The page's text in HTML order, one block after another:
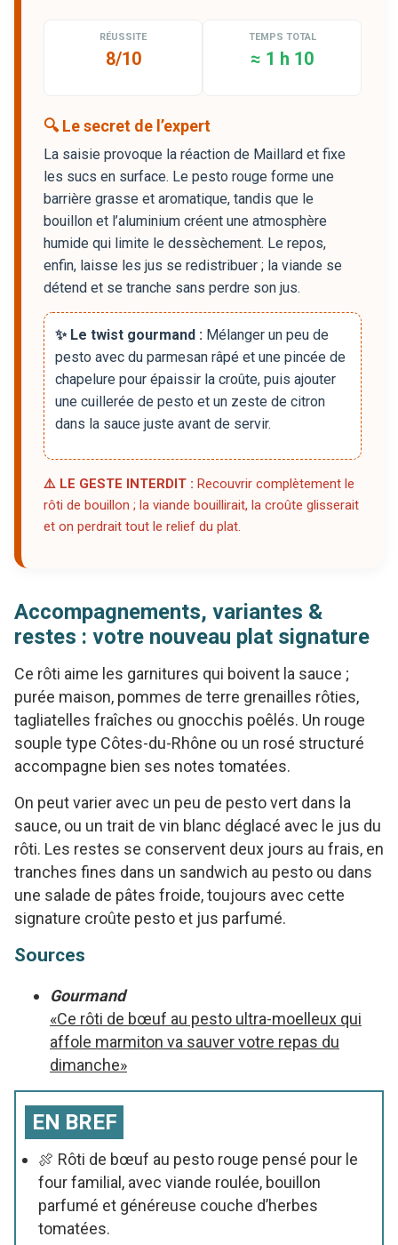
RÉUSSITE
8/10
TEMPS TOTAL
≈ 1 h 10
🔍 Le secret de l’expert
La saisie provoque la réaction de Maillard et fixe
les sucs en surface. Le pesto rouge forme une
barrière grasse et aromatique, tandis que le
bouillon et l’aluminium créent une atmosphère
humide qui limite le dessèchement. Le repos,
enfin, laisse les jus se redistribuer ; la viande se
détend et se tranche sans perdre son jus.
✨ Le twist gourmand : Mélanger un peu de
pesto avec du parmesan râpé et une pincée de
chapelure pour épaissir la croûte, puis ajouter
une cuillerée de pesto et un zeste de citron
dans la sauce juste avant de servir.
⚠️ LE GESTE INTERDIT : Recouvrir complètement le
rôti de bouillon ; la viande bouillirait, la croûte glisserait
et on perdrait tout le relief du plat.
Accompagnements, variantes &
restes : votre nouveau plat signature
Ce rôti aime les garnitures qui boivent la sauce ;
purée maison, pommes de terre grenailles rôties,
tagliatelles fraîches ou gnocchis poêlés. Un rouge
souple type Côtes-du-Rhône ou un rosé structuré
accompagne bien ses notes tomatées.
On peut varier avec un peu de pesto vert dans la
sauce, ou un trait de vin blanc déglacé avec le jus du
rôti. Les restes se conservent deux jours au frais, en
tranches fines dans un sandwich au pesto ou dans
une salade de pâtes froide, toujours avec cette
signature croûte pesto et jus parfumé.
Sources
Gourmand
«Ce rôti de bœuf au pesto ultra-moelleux qui
affole marmiton va sauver votre repas du
dimanche»
EN BREF
🍖 Rôti de bœuf au pesto rouge pensé pour le
four familial, avec viande roulée, bouillon
parfumé et généreuse couche d’herbes
tomatées.